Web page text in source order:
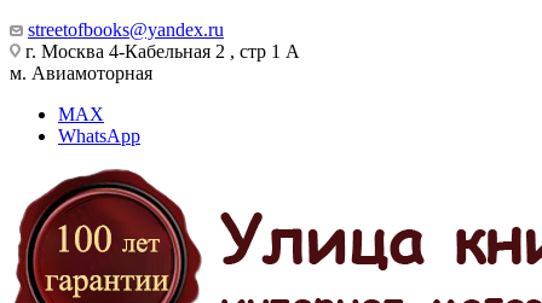
streetofbooks@yandex.ru
г. Москва 4-Кабельная 2 , стр 1 А
м. Авиамоторная
MAX
WhatsApp